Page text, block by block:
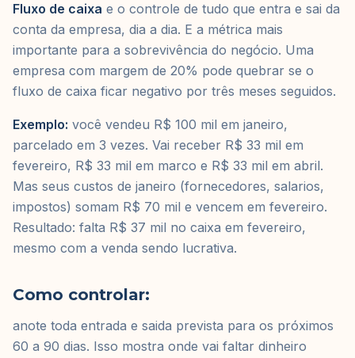
Fluxo de caixa e o controle de tudo que entra e sai da
conta da empresa, dia a dia. E a métrica mais
importante para a sobrevivência do negócio. Uma
empresa com margem de 20% pode quebrar se o
fluxo de caixa ficar negativo por três meses seguidos.
Exemplo: você vendeu R$ 100 mil em janeiro,
parcelado em 3 vezes. Vai receber R$ 33 mil em
fevereiro, R$ 33 mil em marco e R$ 33 mil em abril.
Mas seus custos de janeiro (fornecedores, salarios,
impostos) somam R$ 70 mil e vencem em fevereiro.
Resultado: falta R$ 37 mil no caixa em fevereiro,
mesmo com a venda sendo lucrativa.
Como controlar:
anote toda entrada e saida prevista para os próximos
60 a 90 dias. Isso mostra onde vai faltar dinheiro